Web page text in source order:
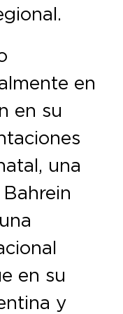
en
en su
una
en su
y